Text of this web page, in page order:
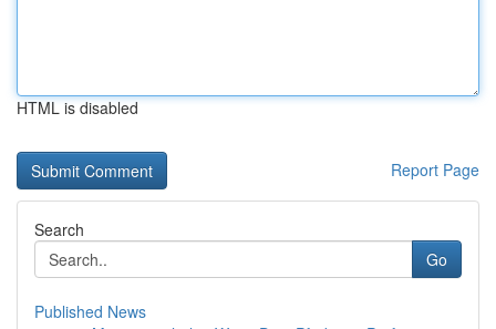
HTML is disabled
Report Page
Search
Go
Published News